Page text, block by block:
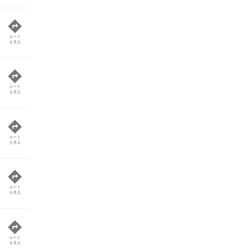
ルート
を見る
ルート
を見る
ルート
を見る
ルート
を見る
ルート
を見る